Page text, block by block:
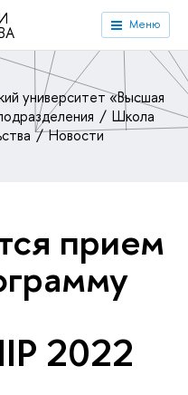
Меню
университет «Высшая
Школа
Новости
прием
2022